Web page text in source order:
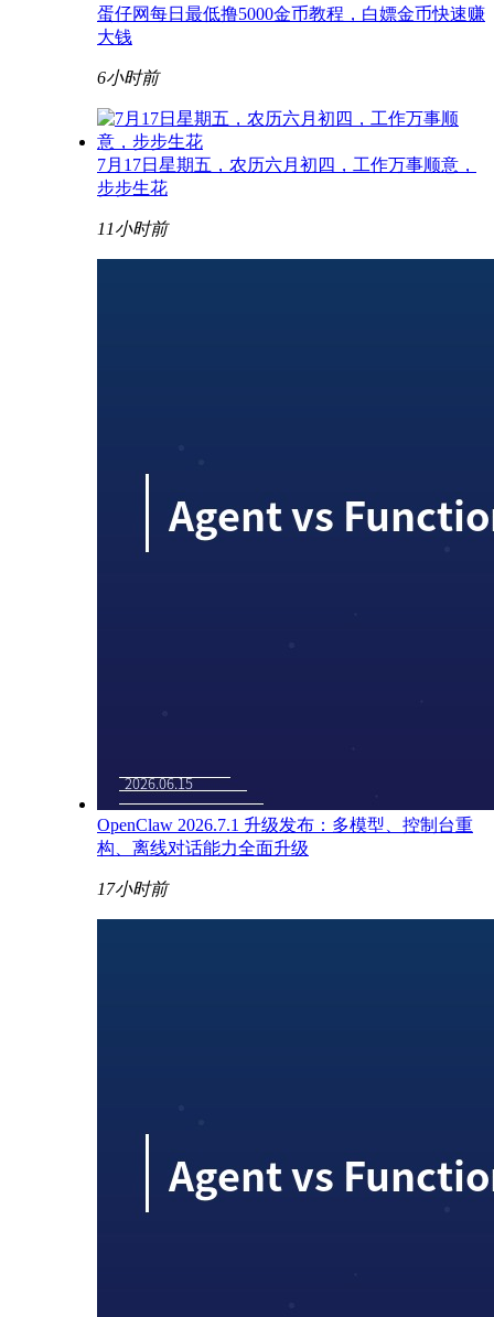
蛋仔网每日最低撸5000金币教程，白嫖金币快速赚
大钱
6小时前
7月17日星期五，农历六月初四，工作万事顺意，
步步生花
11小时前
OpenClaw 2026.7.1 升级发布：多模型、控制台重
构、离线对话能力全面升级
17小时前